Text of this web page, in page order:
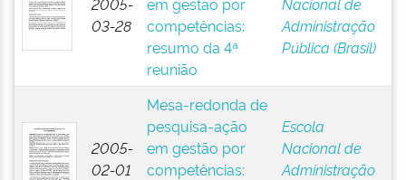
03-28
competências:
resumo da 4ª
reunião
Administração
Pública (Brasil)
2005-
02-01
Mesa-redonda de
pesquisa-ação
em gestão por
competências:
Escola
Nacional de
Administração